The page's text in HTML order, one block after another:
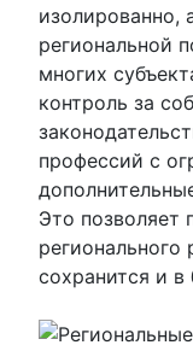
изолированно,
региональной
многих
контроль за
профессий с
Это позволяет
регионального
сохранится и